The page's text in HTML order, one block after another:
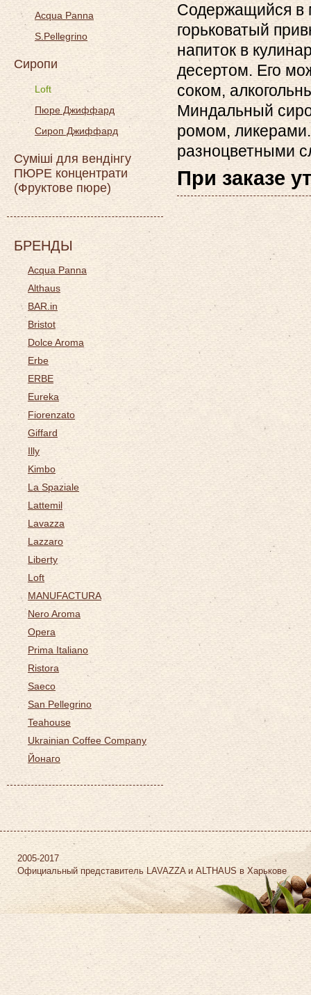
Acqua Panna
S.Pellegrino
Сиропи
Loft
Пюре Джиффард
Сироп Джиффард
Суміші для вендінгу
ПЮРЕ концентрати
(Фруктове пюре)
БРЕНДЫ
Acqua Panna
Althaus
BAR.in
Bristot
Dolce Aroma
Erbe
ERBE
Eureka
Fiorenzato
Giffard
Illy
Kimbo
La Spaziale
Lattemil
Lavazza
Lazzaro
Liberty
Loft
MANUFACTURA
Nero Aroma
Opera
Prima Italiano
Ristora
Saeco
San Pellegrino
Teahouse
Ukrainian Coffee Company
Йонаго
Содержащийся в
горьковатый
напиток в
десертом. Его
соком,
Миндальный
ромом,
разноцветными
При заказе
2005-2017
Официальный представитель LAVAZZA и ALTHAUS в Харькове